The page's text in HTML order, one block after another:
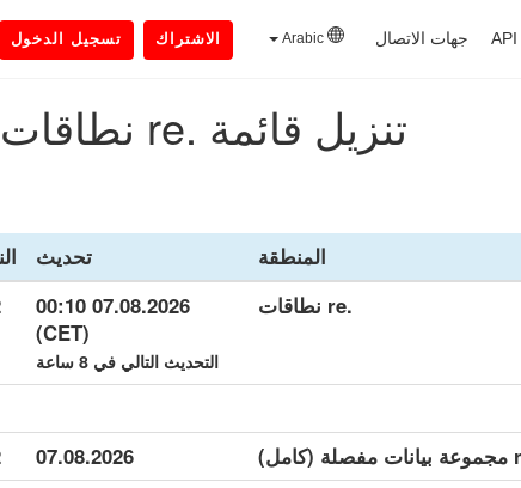
API جهات الاتصال الاشتراك تسجيل الدخول
تنزيل قائمة .re نطاقات
المنطقة تحديث
.re نطاقات
07.08.2026 00:10
(CET)
التحديث التالي في 8 ساعة
07.08.2026